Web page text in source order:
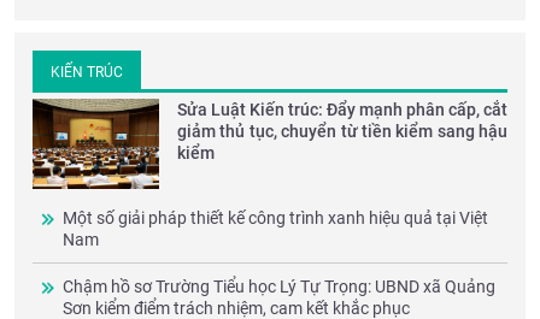
KIẾN TRÚC
Sửa Luật Kiến trúc: Đẩy mạnh phân cấp, cắt
giảm thủ tục, chuyển từ tiền kiểm sang hậu
kiểm
Một số giải pháp thiết kế công trình xanh hiệu quả tại Việt
Nam
Chậm hồ sơ Trường Tiểu học Lý Tự Trọng: UBND xã Quảng
Sơn kiểm điểm trách nhiệm, cam kết khắc phục